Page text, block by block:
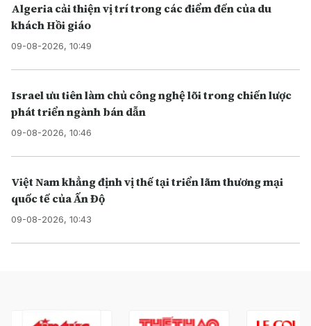
Algeria cải thiện vị trí trong các điểm đến của du
khách Hồi giáo
09-08-2026, 10:49
Israel ưu tiên làm chủ công nghệ lõi trong chiến lược
phát triển ngành bán dẫn
09-08-2026, 10:46
Việt Nam khẳng định vị thế tại triển lãm thương mại
quốc tế của Ấn Độ
09-08-2026, 10:43